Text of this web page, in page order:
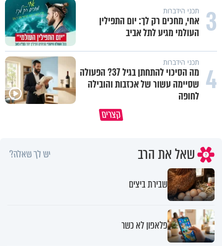
3 תכני הידברות
אחי, מחכים רק לך: יום התפילין
העולמי מגיע לתל אביב
4 תכני הידברות
מה הסיכוי להתחתן בגיל 37? הפעולה
שסיימה עשור של אכזבות והובילה
לחופה
קצרים
שאל את הרב יש לך שאלה?
שבירת ביצים
פלאפון לא כשר